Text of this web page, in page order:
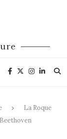
La Roque